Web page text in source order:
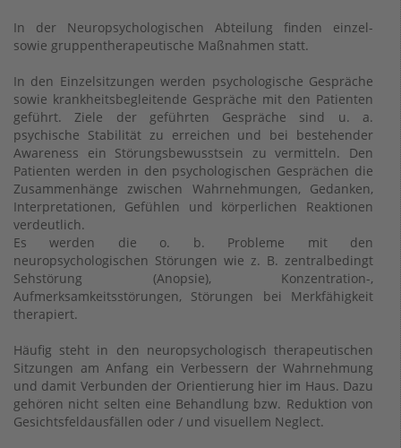
In der Neuropsychologischen Abteilung finden einzel-
sowie gruppentherapeutische Maßnahmen statt.
In den Einzelsitzungen werden psychologische Gespräche
sowie krankheitsbegleitende Gespräche mit den Patienten
geführt. Ziele der geführten Gespräche sind u. a.
psychische Stabilität zu erreichen und bei bestehender
Awareness ein Störungsbewusstsein zu vermitteln. Den
Patienten werden in den psychologischen Gesprächen die
Zusammenhänge zwischen Wahrnehmungen, Gedanken,
Interpretationen, Gefühlen und körperlichen Reaktionen
verdeutlich.
Es werden die o. b. Probleme mit den
neuropsychologischen Störungen wie z. B. zentralbedingt
Sehstörung (Anopsie), Konzentration-,
Aufmerksamkeitsstörungen, Störungen bei Merkfähigkeit
therapiert.
Häufig steht in den neuropsychologisch therapeutischen
Sitzungen am Anfang ein Verbessern der Wahrnehmung
und damit Verbunden der Orientierung hier im Haus. Dazu
gehören nicht selten eine Behandlung bzw. Reduktion von
Gesichtsfeldausfällen oder / und visuellem Neglect.